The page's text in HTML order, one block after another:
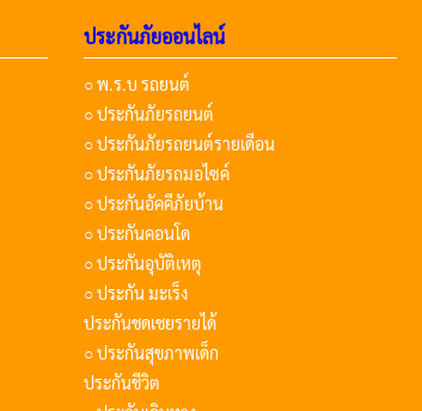
ประกันภัยออนไลน์
○ พ.ร.บ รถยนต์
○ ประกันภัยรถยนต์
○ ประกันภัยรถยนต์รายเดือน
○ ประกันภัยรถมอไซค์
○ ประกันอัคคีภัยบ้าน
○ ประกันคอนโด
○ ประกันอุบัติเหตุ
○ ประกัน มะเร็ง
ประกันชดเชยรายได้
○ ประกันสุขภาพเด็ก
ประกันชีวิต